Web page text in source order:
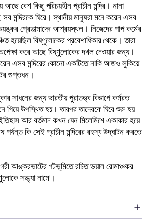
আছে বেশ কিছু পরিচয়হীন প্রাচীন মন্দির। নানা
মন্দিরকে ঘিরে। স্থানীয় মানুষরা মনে করেন এসব
ভয়ঙ্কর প্রেতাত্মাদের আশ্রয়স্থল। নিজেদের পাপ কর্মের
হয়েছিল বিষ্ণুলোকের প্রবেশাধিকার থেকে। তারা
করে আছে বিষ্ণুলোকের দখল নেওয়ার জন্য।
এসব মন্দিরের কোনো একটিতে নাকি আজও লুকিয়ে
গুপ্তধন।
সাধনের জন্য ভারতীয় পুরাতত্ত্ব বিভাগে কর্মরত
গিয়ে উপস্থিত হয়। তারপর তাদেরকে ঘিরে শুরু হয়
আর বর্তমান কখন যেন মিলেমিশে একাকার হয়ে
পর্যন্ত কি সেই প্রাচীন মন্দিরের রহস্য উদ্‌ঘাটন করতে
আঙ্করভাটের পটভূমিতে রচিত ভয়াল রোমাঞ্চকর
সন্ধ্যা নামে'।